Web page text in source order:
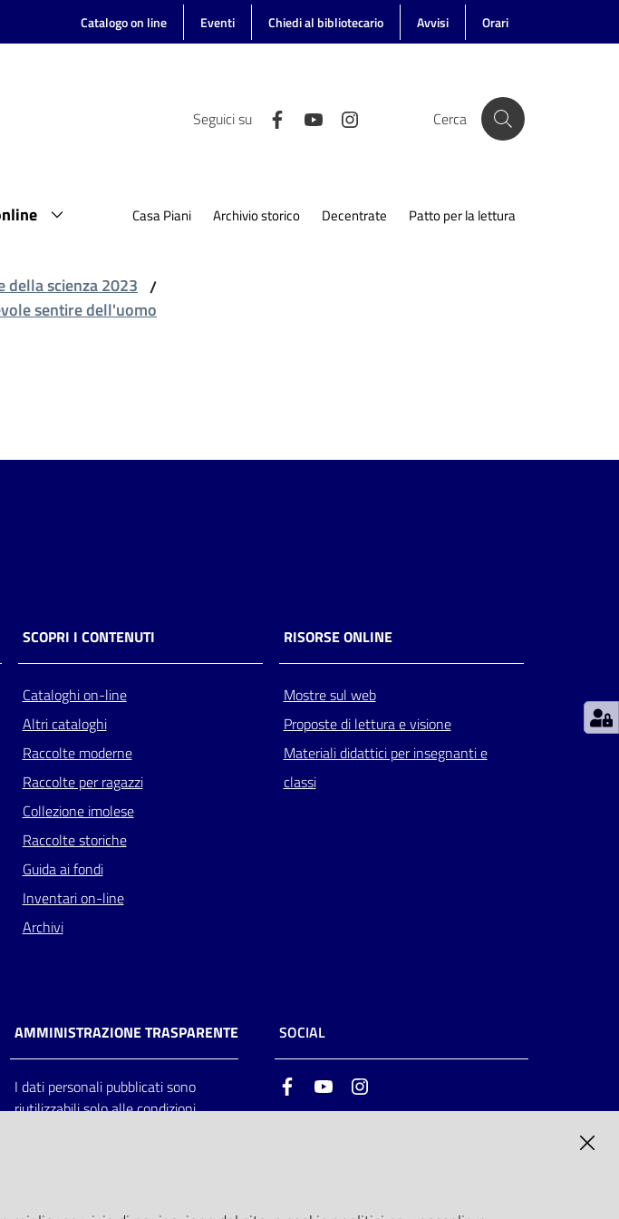
Catalogo on line Eventi Chiedi al bibliotecario Avvisi Orari
Seguici su Cerca
Casa Piani Archivio storico Decentrate Patto per la lettura
della scienza 2023 /
sentire dell'uomo
SCOPRI I CONTENUTI
Cataloghi on-line
Altri cataloghi
Raccolte moderne
Raccolte per ragazzi
Collezione imolese
Raccolte storiche
Guida ai fondi
Inventari on-line
Archivi
RISORSE ONLINE
Mostre sul web
Proposte di lettura e visione
Materiali didattici per insegnanti e
classi
AMMINISTRAZIONE TRASPARENTE
I dati personali pubblicati sono
riutilizzabili solo alle condizioni
SOCIAL
FacebookYoutube